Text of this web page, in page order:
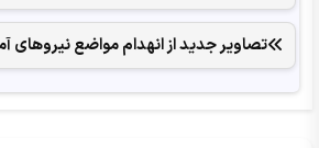
تصاویر جدید از انهدام مواضع نیروهای